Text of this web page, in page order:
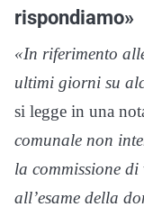
rispondiamo»
«In riferimento
ultimi giorni su
si legge in una
comunale non
la commissione di
all’esame della